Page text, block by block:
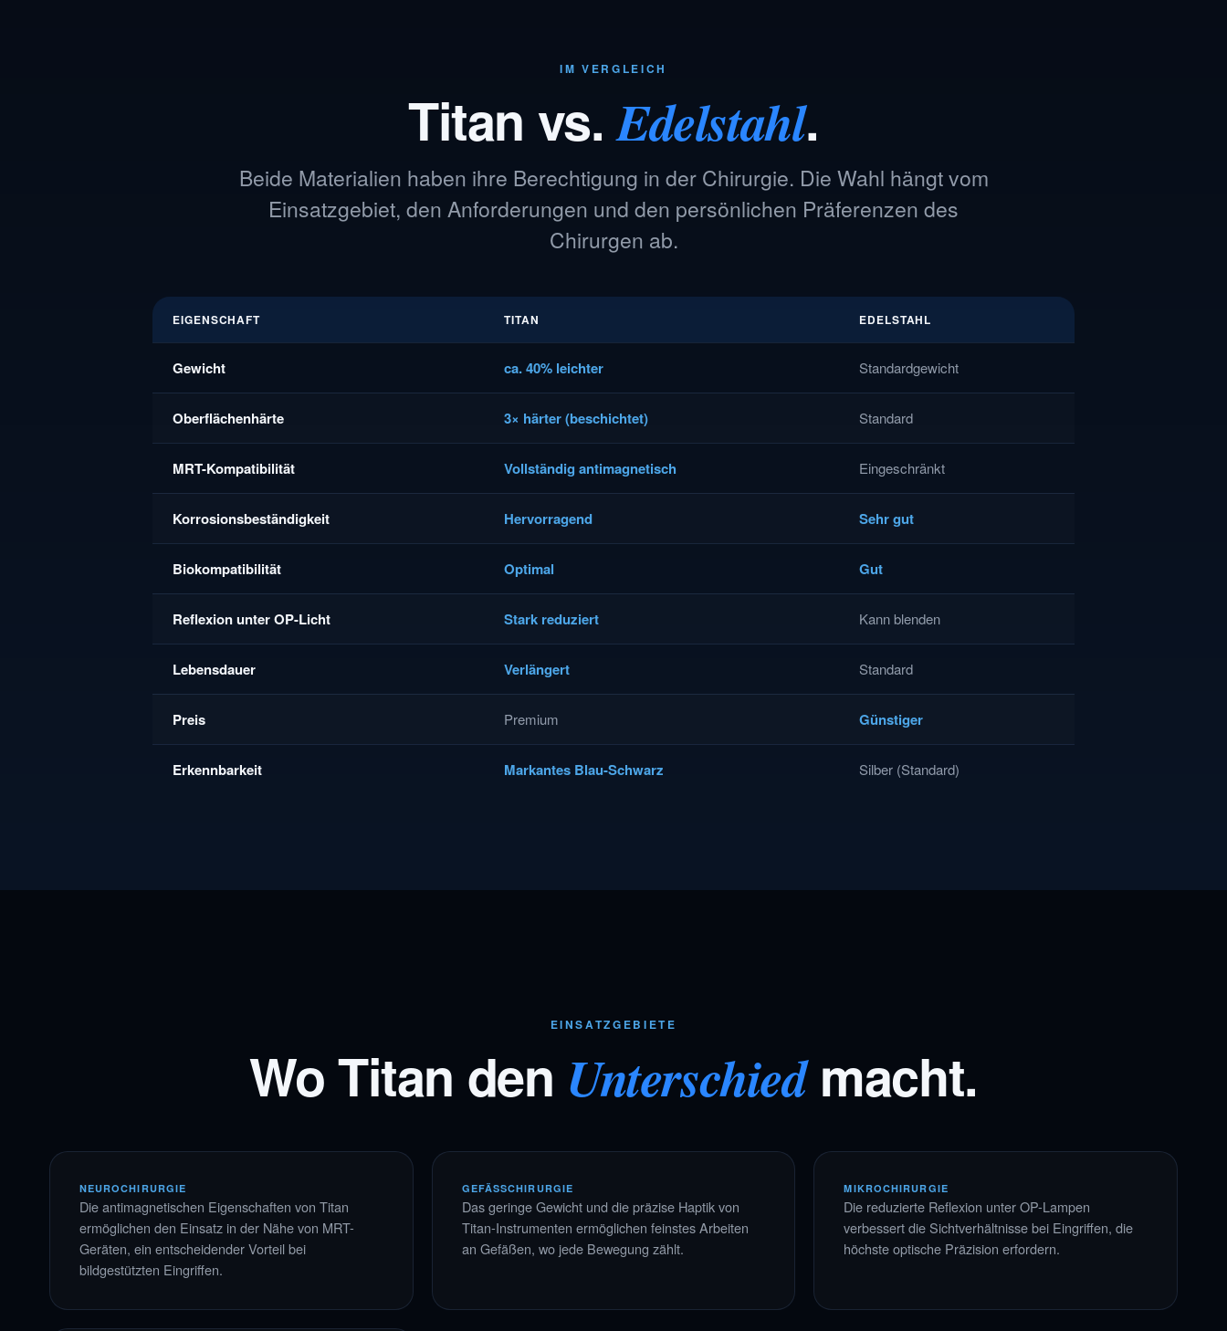
IM VERGLEICH
Titan vs.Edelstahl.
Beide Materialien haben ihre Berechtigung in der Chirurgie. Die Wahl hängt vom
Einsatzgebiet, den Anforderungen und den persönlichen Präferenzen des
Chirurgen ab.
EIGENSCHAFT TITAN EDELSTAHL
Gewicht ca. 40% leichter Standardgewicht
Oberflächenhärte 3× härter (beschichtet) Standard
MRT-Kompatibilität Vollständig antimagnetisch Eingeschränkt
Korrosionsbeständigkeit Hervorragend Sehr gut
Biokompatibilität Optimal Gut
Reflexion unter OP-Licht Stark reduziert Kann blenden
Lebensdauer Verlängert Standard
Preis Premium Günstiger
Erkennbarkeit Markantes Blau-Schwarz Silber (Standard)
EINSATZGEBIETE
Wo Titan den Unterschiedmacht.
NEUROCHIRURGIE
Die antimagnetischen Eigenschaften von Titan
ermöglichen den Einsatz in der Nähe von MRT-
Geräten, ein entscheidender Vorteil bei
bildgestützten Eingriffen.
GEFÄSSCHIRURGIE
Das geringe Gewicht und die präzise Haptik von
Titan-Instrumenten ermöglichen feinstes Arbeiten
an Gefäßen, wo jede Bewegung zählt.
MIKROCHIRURGIE
Die reduzierte Reflexion unter OP-Lampen
verbessert die Sichtverhältnisse bei Eingriffen, die
höchste optische Präzision erfordern.